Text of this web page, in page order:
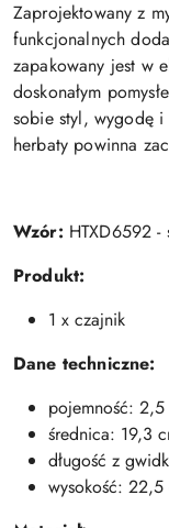
Zaprojektowany z
funkcjonalnych
zapakowany jest w
doskonałym
sobie styl, wygodę
herbaty powinna
Wzór: HTXD6592 -
Produkt:
1 x czajnik
Dane techniczne:
pojemność:
średnica: 19,3
długość z
wysokość: 22,5